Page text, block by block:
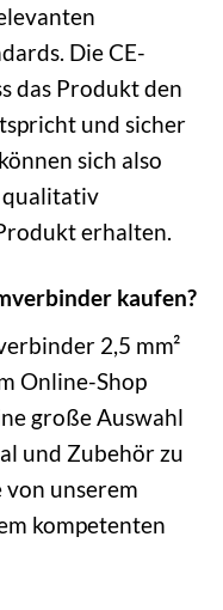
Die CE-
das Produkt den
und sicher
sich also
qualitativ
erhalten.
kaufen?
2,5 mm²
Online-Shop
große Auswahl
und Zubehör zu
unserem
kompetenten